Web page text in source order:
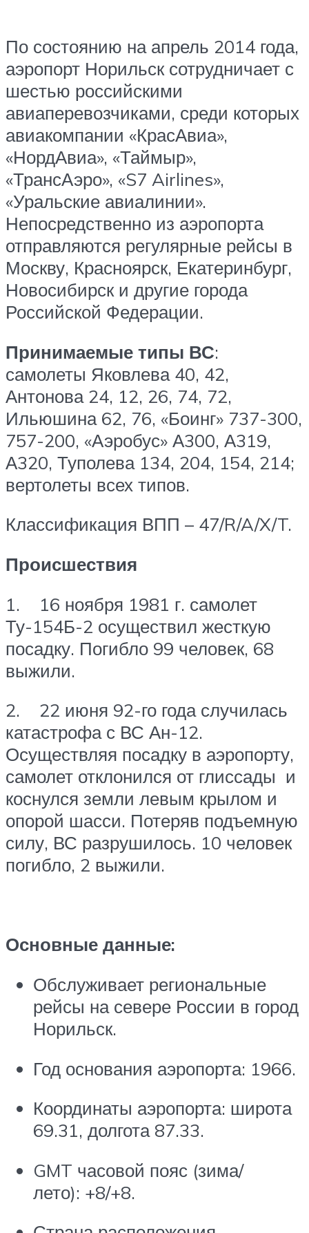
По состоянию на апрель 2014 года,
аэропорт Норильск сотрудничает с
шестью российскими
авиаперевозчиками, среди которых
авиакомпании «КрасАвиа»,
«НордАвиа», «Таймыр»,
«ТрансАэро», «S7 Airlines»,
«Уральские авиалинии».
Непосредственно из аэропорта
отправляются регулярные рейсы в
Москву, Красноярск, Екатеринбург,
Новосибирск и другие города
Российской Федерации.
Принимаемые типы ВС:
самолеты Яковлева 40, 42,
Антонова 24, 12, 26, 74, 72,
Ильюшина 62, 76, «Боинг» 737-300,
757-200, «Аэробус» А300, А319,
А320, Туполева 134, 204, 154, 214;
вертолеты всех типов.
Классификация ВПП – 47/R/A/X/T.
Происшествия
1. 16 ноября 1981 г. самолет
Ту-154Б-2 осуществил жесткую
посадку. Погибло 99 человек, 68
выжили.
2. 22 июня 92-го года случилась
катастрофа с ВС Ан-12.
Осуществляя посадку в аэропорту,
самолет отклонился от глиссады и
коснулся земли левым крылом и
опорой шасси. Потеряв подъемную
силу, ВС разрушилось. 10 человек
погибло, 2 выжили.
Основные данные:
Обслуживает региональные
рейсы на севере России в город
Норильск.
Год основания аэропорта: 1966.
Координаты аэропорта: широта
69.31, долгота 87.33.
GMT часовой пояс (зима/
лето): +8/+8.